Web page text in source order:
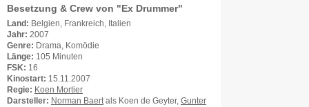
Besetzung & Crew von "Ex Drummer"
Land: Belgien, Frankreich, Italien
Jahr: 2007
Genre: Drama, Komödie
Länge: 105 Minuten
FSK: 16
Kinostart: 15.11.2007
Regie: Koen Mortier
Darsteller: Norman Baert als Koen de Geyter, Gunter